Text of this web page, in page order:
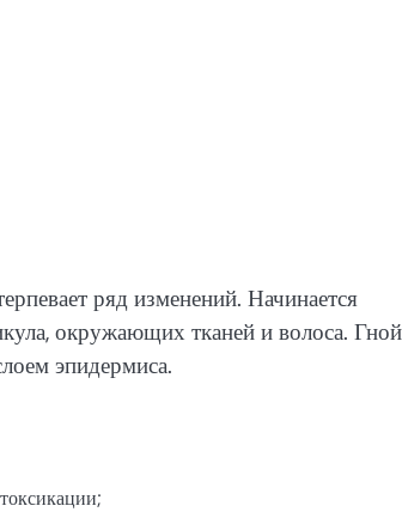
ряд изменений. Начинается
окружающих тканей и волоса.
эпидермиса.